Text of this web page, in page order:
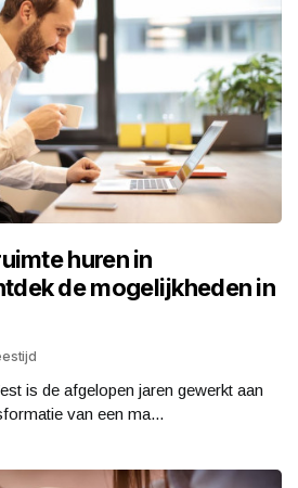
huren in
de mogelijkheden in
is de afgelopen jaren gewerkt aan
van een ma...